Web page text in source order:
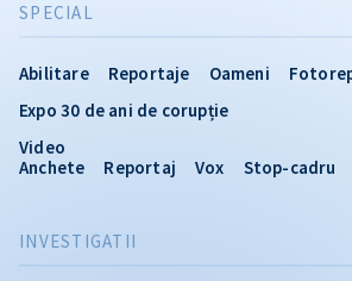
INVESTIGATII
SPECIAL
Abilitare Reportaje Oameni
Expo 30 de ani de corupție
Video
Anchete
Reportaj Vox Stop-cadru